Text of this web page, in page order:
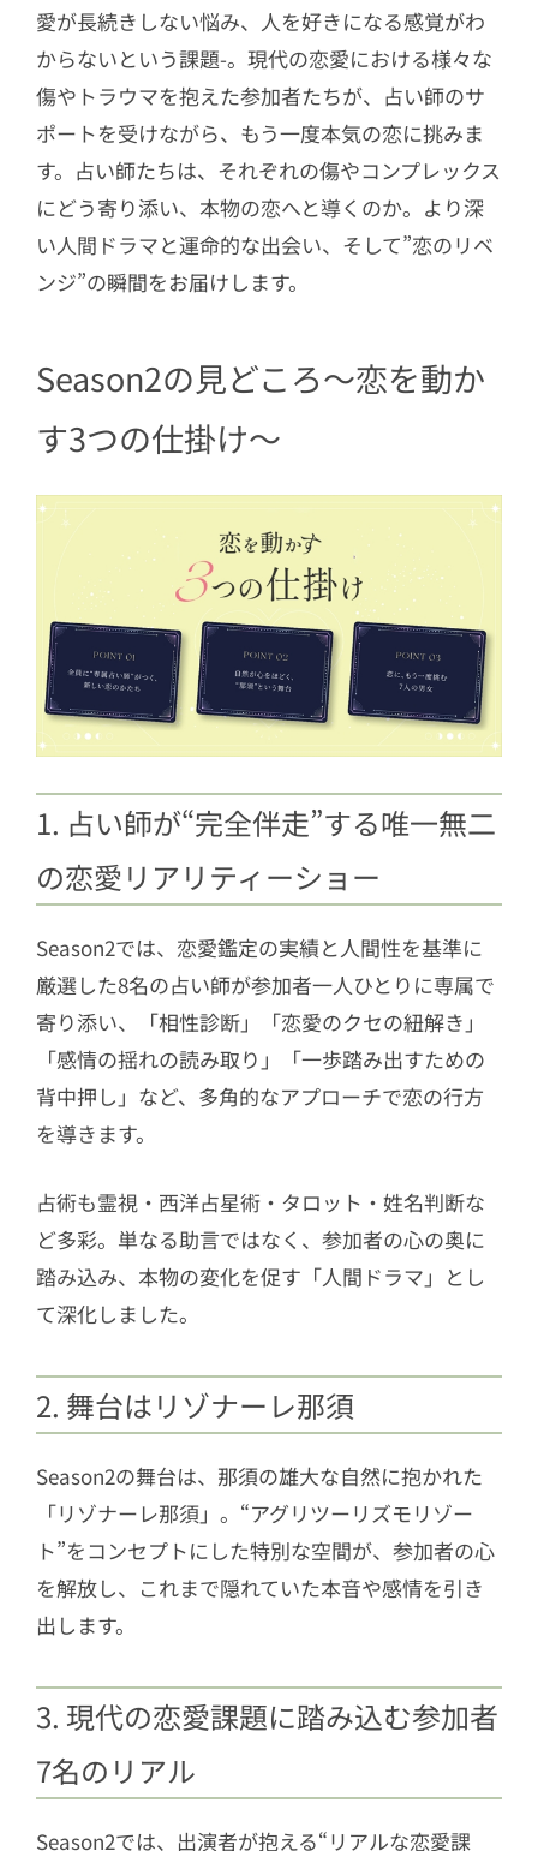
愛が長続きしない悩み、人を好きになる感覚がわ
からないという課題-。現代の恋愛における様々な
傷やトラウマを抱えた参加者たちが、占い師のサ
ポートを受けながら、もう一度本気の恋に挑みま
す。占い師たちは、それぞれの傷やコンプレックス
にどう寄り添い、本物の恋へと導くのか。より深
い人間ドラマと運命的な出会い、そして”恋のリベ
ンジ”の瞬間をお届けします。
Season2の見どころ～恋を動か
す3つの仕掛け～
1. 占い師が“完全伴走”する唯一無二
の恋愛リアリティーショー
Season2では、恋愛鑑定の実績と人間性を基準に
厳選した8名の占い師が参加者一人ひとりに専属で
寄り添い、「相性診断」「恋愛のクセの紐解き」
「感情の揺れの読み取り」「一歩踏み出すための
背中押し」など、多角的なアプローチで恋の行方
を導きます。
占術も霊視・西洋占星術・タロット・姓名判断な
ど多彩。単なる助言ではなく、参加者の心の奥に
踏み込み、本物の変化を促す「人間ドラマ」とし
て深化しました。
2. 舞台はリゾナーレ那須
Season2の舞台は、那須の雄大な自然に抱かれた
「リゾナーレ那須」。“アグリツーリズモリゾー
ト”をコンセプトにした特別な空間が、参加者の心
を解放し、これまで隠れていた本音や感情を引き
出します。
3. 現代の恋愛課題に踏み込む参加者
7名のリアル
Season2では、出演者が抱える“リアルな恋愛課